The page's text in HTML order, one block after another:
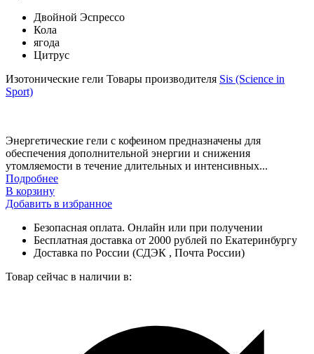
Двойной Эспрессо
Кола
ягода
Цитрус
Изотонические гели Товары производителя Sis (Science in
Sport)
Энергетические гели с кофеином предназначены для
обеспечения дополнительной энергии и снижения
утомляемости в течение длительных и интенсивных...
Подробнее
В корзину
Добавить в избранное
Безопасная оплата. Онлайн или при получении
Бесплатная доставка от 2000 рублей по Екатеринбургу
Доставка по России (СДЭК , Почта России)
Товар сейчас в наличии в: